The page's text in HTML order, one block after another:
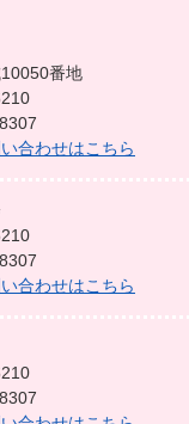
番地
合わせはこちら
合わせはこちら